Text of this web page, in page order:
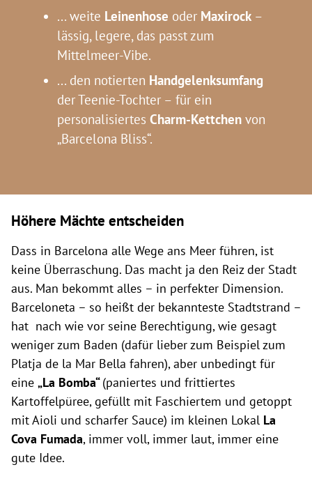
... weite Leinenhose oder Maxirock –
lässig, legere, das passt zum
Mittelmeer-Vibe.
... den notierten Handgelenksumfang
der Teenie-Tochter – für ein
personalisiertes Charm-Kettchen von
„Barcelona Bliss“.
Höhere Mächte entscheiden
Dass in Barcelona alle Wege ans Meer führen, ist
keine Überraschung. Das macht ja den Reiz der Stadt
aus. Man bekommt alles – in perfekter Dimension.
Barceloneta – so heißt der bekannteste Stadtstrand –
hat nach wie vor seine Berechtigung, wie gesagt
weniger zum Baden (dafür lieber zum Beispiel zum
Platja de la Mar Bella fahren), aber unbedingt für
eine „La Bomba“(paniertes und frittiertes
Kartoffelpüree, gefüllt mit Faschiertem und getoppt
mit Aioli und scharfer Sauce) im kleinen Lokal La
Cova Fumada, immer voll, immer laut, immer eine
gute Idee.